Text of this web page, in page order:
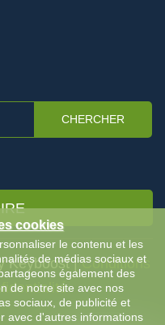
CHERCHER
Keyboost |Conditions
cookies
le contenu et les
de médias sociaux et
également des
de notre site avec nos
sociaux, de publicité et
avec d'autres informations